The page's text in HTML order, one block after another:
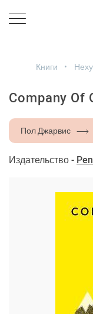
Книги
Company Of
Пол Джарвис
Издательство -